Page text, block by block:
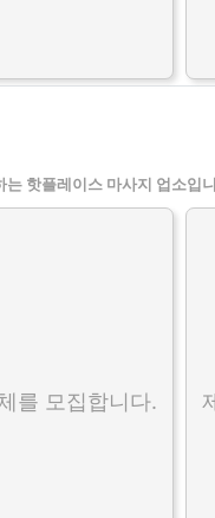
는 핫플레이스 마사지 업소입
를 모집합니다.